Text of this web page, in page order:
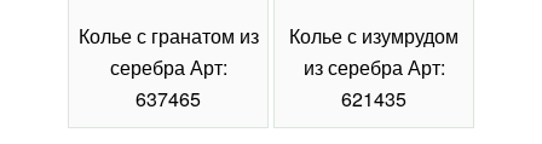
Колье с гранатом из
серебра Арт:
637465
Колье с изумрудом
из серебра Арт:
621435